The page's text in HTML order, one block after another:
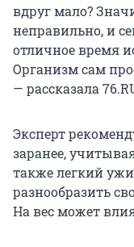
вдруг мало?
неправильно, и
отличное время
Организм сам
— рассказала
Эксперт
заранее,
также легкий
разнообразить
На вес может